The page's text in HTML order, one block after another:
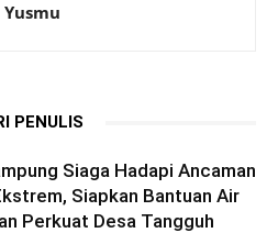
Yusmu
PENULIS
Siaga Hadapi Ancaman
Siapkan Bantuan Air
Perkuat Desa Tangguh